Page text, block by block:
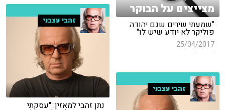
מצייצים על הבוקר
"שמעתי שירים שגם יהודה
פוליקר לא יודע שיש לו"
25/04/2017
זהבי עצבני
נתן זהבי למאזין: "עסקתי
זהבי עצבני